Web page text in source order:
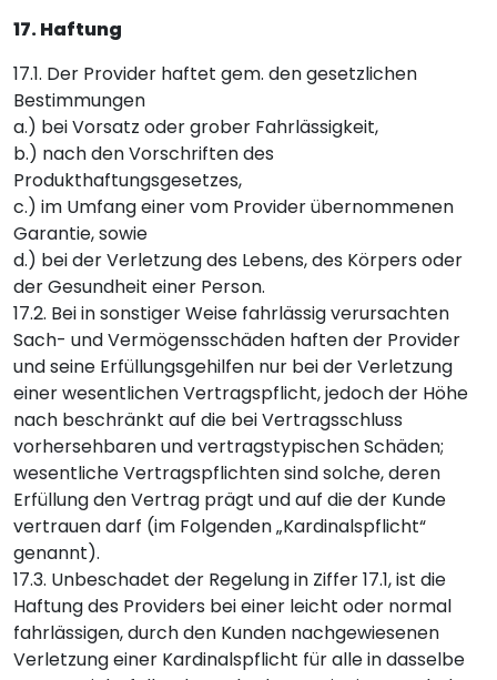
17. Haftung
17.1. Der Provider haftet gem. den gesetzlichen
Bestimmungen
a.) bei Vorsatz oder grober Fahrlässigkeit,
b.) nach den Vorschriften des
Produkthaftungsgesetzes,
c.) im Umfang einer vom Provider übernommenen
Garantie, sowie
d.) bei der Verletzung des Lebens, des Körpers oder
der Gesundheit einer Person.
17.2. Bei in sonstiger Weise fahrlässig verursachten
Sach- und Vermögensschäden haften der Provider
und seine Erfüllungsgehilfen nur bei der Verletzung
einer wesentlichen Vertragspflicht, jedoch der Höhe
nach beschränkt auf die bei Vertragsschluss
vorhersehbaren und vertragstypischen Schäden;
wesentliche Vertragspflichten sind solche, deren
Erfüllung den Vertrag prägt und auf die der Kunde
vertrauen darf (im Folgenden „Kardinalspflicht“
genannt).
17.3. Unbeschadet der Regelung in Ziffer 17.1, ist die
Haftung des Providers bei einer leicht oder normal
fahrlässigen, durch den Kunden nachgewiesenen
Verletzung einer Kardinalspflicht für alle in dasselbe